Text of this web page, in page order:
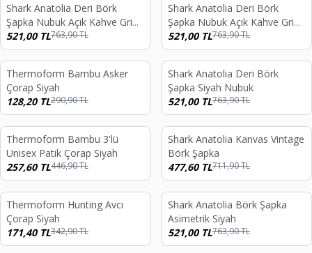
%32
Shark Anatolia Deri Börk
Şapka Nubuk Açık Kahve Gri
Kürk 10-13 Yaş
521,00TL763,90TL
%32
Shark Anatolia Deri Börk
Şapka Nubuk Açık Kahve Gri
Kürk
521,00TL763,90TL
%56
Thermoform Bambu Asker
Çorap Siyah
128,20TL290,90TL
%32
Shark Anatolia Deri Börk
Şapka Siyah Nubuk
521,00TL763,90TL
%42
Thermoform Bambu 3'lü
Unisex Patik Çorap Siyah
257,60TL446,90TL
%33
Shark Anatolia Kanvas Vintage
Börk Şapka
477,60TL711,90TL
%50
Thermoform Hunting Avcı
Çorap Siyah
171,40TL342,90TL
%32
Shark Anatolia Börk Şapka
Asimetrik Siyah
521,00TL763,90TL